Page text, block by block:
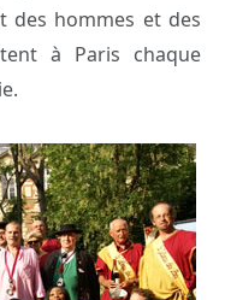
des hommes et des
à Paris chaque